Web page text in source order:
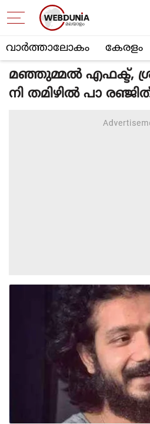
വാര്‍ത്താലോകം കേരളം
മഞ്ഞുമ്മൽ എഫക്ട്,
നി തമിഴിൽ പാ